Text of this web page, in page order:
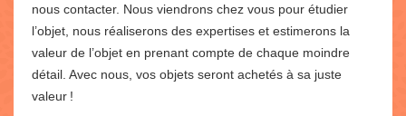
nous contacter. Nous viendrons chez vous pour étudier
l’objet, nous réaliserons des expertises et estimerons la
valeur de l’objet en prenant compte de chaque moindre
détail. Avec nous, vos objets seront achetés à sa juste
valeur !